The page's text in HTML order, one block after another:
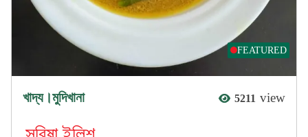
FEATURED
খাদ্য।মুদিখানা 5211 view